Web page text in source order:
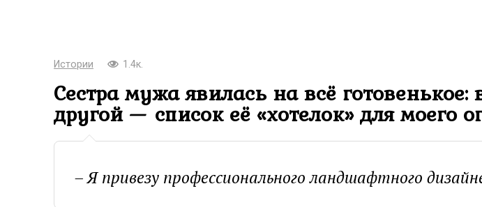
Истории 1.4к.
Сестра мужа явилась на всё
другой — список её «хотелок» для моего
– Я привезу профессионального ландшафтного